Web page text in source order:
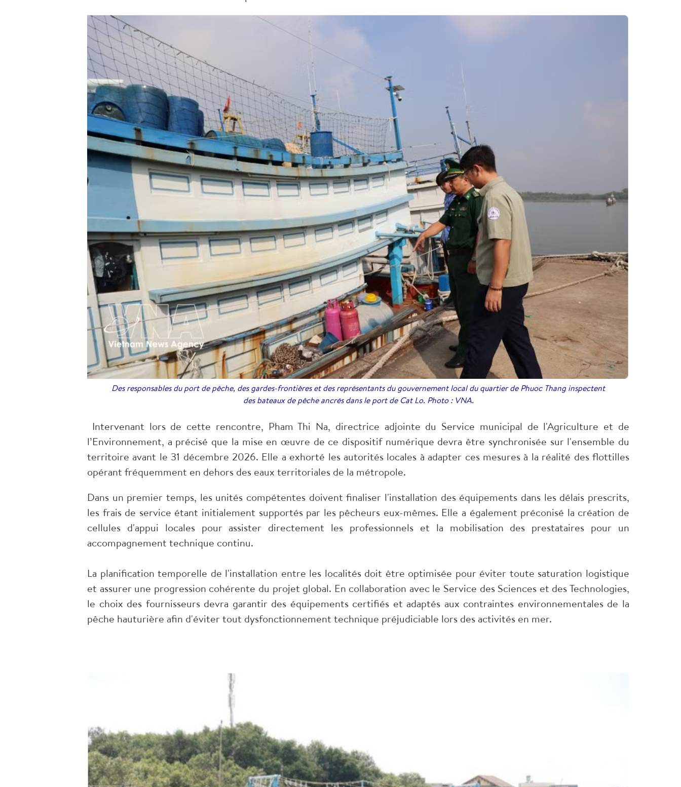
Des responsables du port de pêche, des gardes-frontières et des représentants du gouvernement local du quartier de Phuoc Thang inspectent
des bateaux de pêche ancrés dans le port de Cat Lo. Photo : VNA.
Intervenant lors de cette rencontre, Pham Thi Na, directrice adjointe du Service municipal de l'Agriculture et de
l’Environnement, a précisé que la mise en œuvre de ce dispositif numérique devra être synchronisée sur l'ensemble du
territoire avant le 31 décembre 2026. Elle a exhorté les autorités locales à adapter ces mesures à la réalité des flottilles
opérant fréquemment en dehors des eaux territoriales de la métropole.
Dans un premier temps, les unités compétentes doivent finaliser l'installation des équipements dans les délais prescrits,
les frais de service étant initialement supportés par les pêcheurs eux-mêmes. Elle a également préconisé la création de
cellules d'appui locales pour assister directement les professionnels et la mobilisation des prestataires pour un
accompagnement technique continu.
La planification temporelle de l'installation entre les localités doit être optimisée pour éviter toute saturation logistique
et assurer une progression cohérente du projet global. En collaboration avec le Service des Sciences et des Technologies,
le choix des fournisseurs devra garantir des équipements certifiés et adaptés aux contraintes environnementales de la
pêche hauturière afin d'éviter tout dysfonctionnement technique préjudiciable lors des activités en mer.